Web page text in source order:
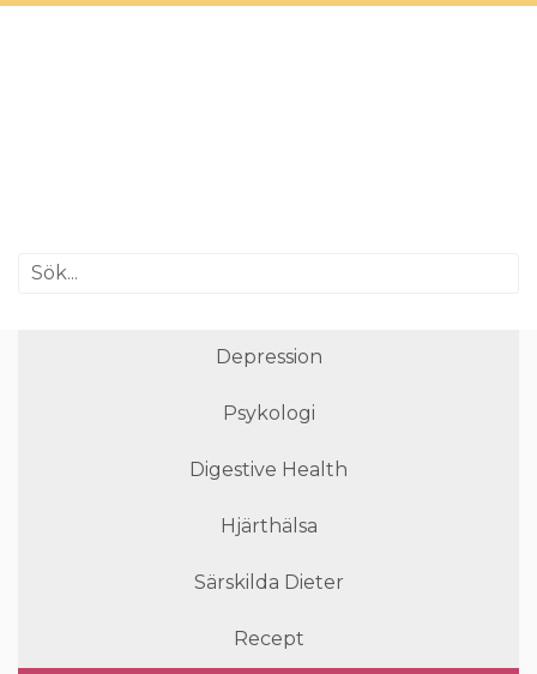
Depression
Psykologi
Digestive Health
Hjärthälsa
Särskilda Dieter
Recept